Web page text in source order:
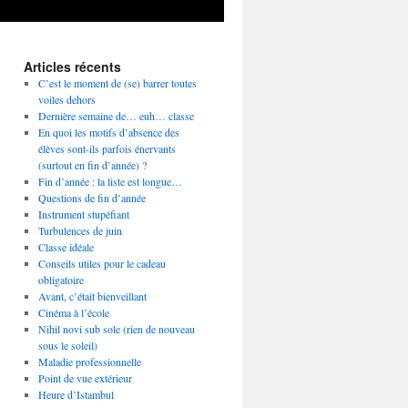
Articles récents
C’est le moment de (se) barrer toutes
voiles dehors
Dernière semaine de… euh… classe
En quoi les motifs d’absence des
élèves sont-ils parfois énervants
(surtout en fin d’année) ?
Fin d’année : la liste est longue…
Questions de fin d’année
Instrument stupéfiant
Turbulences de juin
Classe idéale
Conseils utiles pour le cadeau
obligatoire
Avant, c’était bienveillant
Cinéma à l’école
Nihil novi sub sole (rien de nouveau
sous le soleil)
Maladie professionnelle
Point de vue extérieur
Heure d’Istambul